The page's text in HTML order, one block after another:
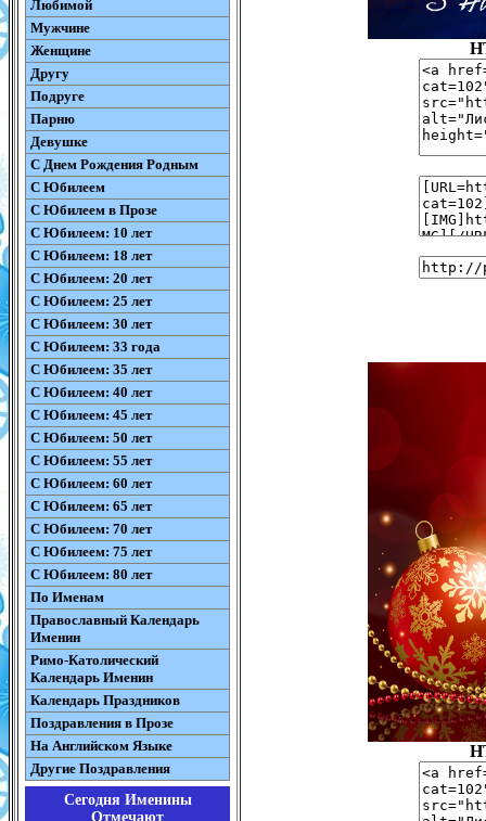
Любимой
Мужчине
Женщине
Другу
Подруге
Парню
Девушке
С Днем Рождения Родным
С Юбилеем
С Юбилеем в Прозе
С Юбилеем: 10 лет
С Юбилеем: 18 лет
С Юбилеем: 20 лет
С Юбилеем: 25 лет
С Юбилеем: 30 лет
С Юбилеем: 33 года
С Юбилеем: 35 лет
С Юбилеем: 40 лет
С Юбилеем: 45 лет
С Юбилеем: 50 лет
С Юбилеем: 55 лет
С Юбилеем: 60 лет
С Юбилеем: 65 лет
С Юбилеем: 70 лет
С Юбилеем: 75 лет
С Юбилеем: 80 лет
По Именам
Православный Календарь
Именин
Римо-Католический
Календарь Именин
Календарь Праздников
Поздравления в Прозе
На Английском Языке
Другие Поздравления
Сегодня Именины
Отмечают